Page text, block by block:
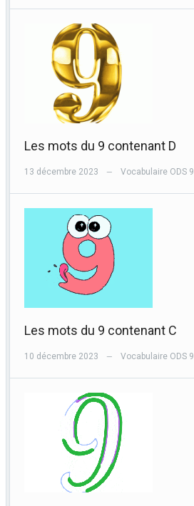
Les mots du 9 contenant D
13 décembre 2023 — Vocabulaire ODS 9
Les mots du 9 contenant C
10 décembre 2023 — Vocabulaire ODS 9